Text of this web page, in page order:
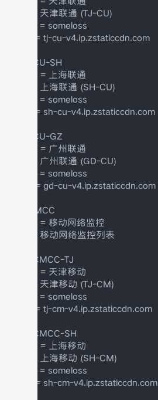
title = 天津联通 (TJ-CU)
alerts = someloss
host = tj-cu-v4.ip.zstaticcdn.com
+++ CU-SH
menu = 上海联通
title = 上海联通 (SH-CU)
alerts = someloss
host = sh-cu-v4.ip.zstaticcdn.com
+++ CU-GZ
menu = 广州联通
title = 广州联通 (GD-CU)
alerts = someloss
host = gd-cu-v4.ip.zstaticcdn.com
++ CMCC
menu = 移动网络监控
title = 移动网络监控列表
+++ CMCC-TJ
menu = 天津移动
title = 天津移动 (TJ-CM)
alerts = someloss
host = tj-cm-v4.ip.zstaticcdn.com
+++ CMCC-SH
menu = 上海移动
title = 上海移动 (SH-CM)
alerts = someloss
host = sh-cm-v4.ip.zstaticcdn.com